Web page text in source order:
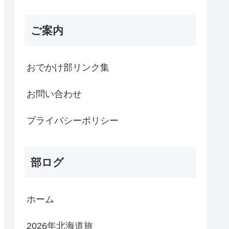
ご案内
おでかけ部リンク集
お問い合わせ
プライバシーポリシー
部ログ
ホーム
2026年北海道旅